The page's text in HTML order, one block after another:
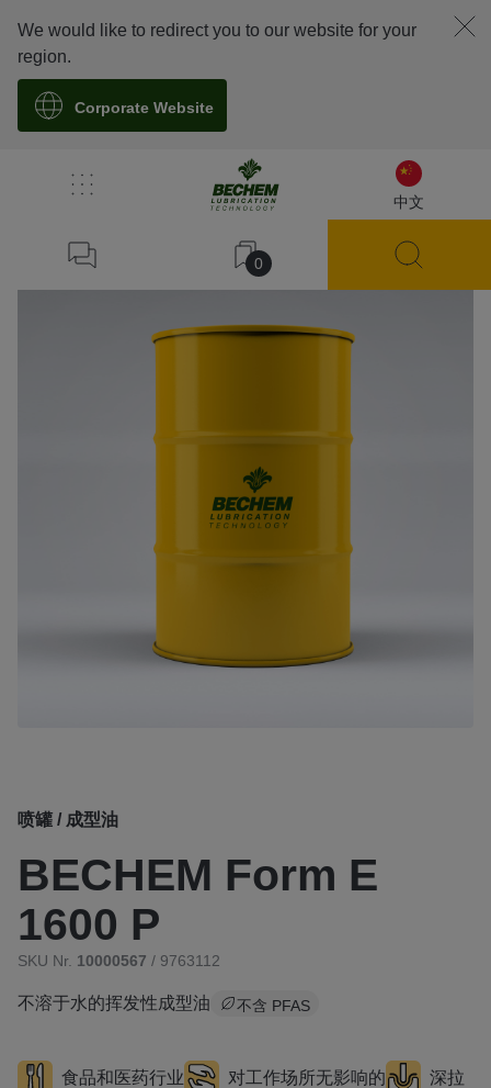
中文
0
We would like to redirect you to our website for your
region.
Corporate Website
溯源
喷罐 / 成型油
BECHEM Form E
1600 P
SKU Nr. 10000567 / 9763112
不溶于水的挥发性成型油 不含 PFAS
食品和医药行业 对工作场所无影响的
深拉